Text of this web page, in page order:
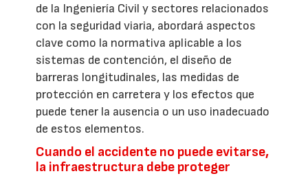
de la Ingeniería Civil y sectores relacionados
con la seguridad viaria, abordará aspectos
clave como la normativa aplicable a los
sistemas de contención, el diseño de
barreras longitudinales, las medidas de
protección en carretera y los efectos que
puede tener la ausencia o un uso inadecuado
de estos elementos.
Cuando el accidente no puede evitarse,
la infraestructura debe proteger